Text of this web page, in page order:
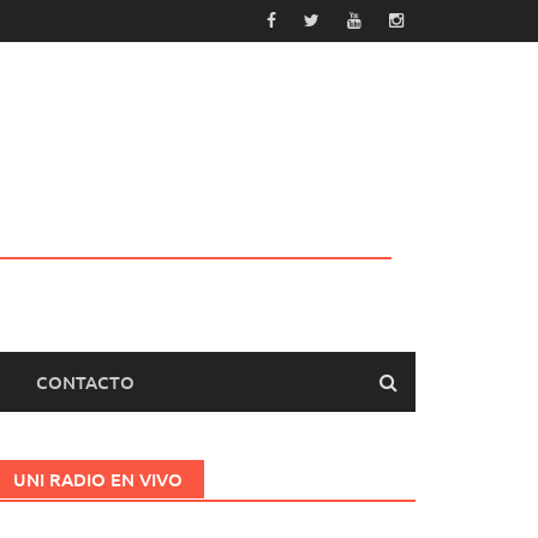
CONTACTO
UNI RADIO EN VIVO